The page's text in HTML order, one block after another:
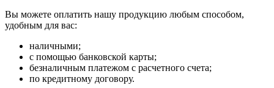
Вы можете оплатить нашу продукцию любым способом,
удобным для вас:
наличными;
с помощью банковской карты;
безналичным платежом с расчетного счета;
по кредитному договору.